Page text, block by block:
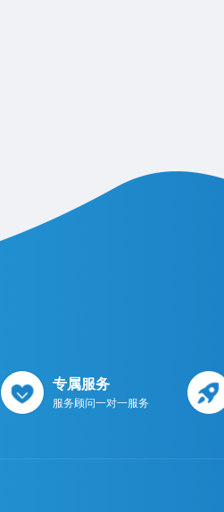
专属服务
服务顾问一对一服务